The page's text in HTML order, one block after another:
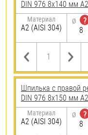
DIN 976 8х140 мм
Материал
А2 (AISI 304)
Ø
?
8
Шпилька с правой
DIN 976 8х150 мм
Материал
А2 (AISI 304)
Ø
?
8